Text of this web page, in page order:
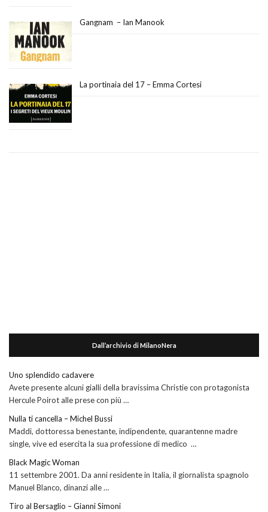
Gangnam – Ian Manook
La portinaia del 17 – Emma Cortesi
Dall’archivio di MilanoNera
Uno splendido cadavere
Avete presente alcuni gialli della bravissima Christie con protagonista
Hercule Poirot alle prese con più …
Nulla ti cancella – Michel Bussi
Maddi, dottoressa benestante, indipendente, quarantenne madre
single, vive ed esercita la sua professione di medico …
Black Magic Woman
11 settembre 2001. Da anni residente in Italia, il giornalista spagnolo
Manuel Blanco, dinanzi alle …
Tiro al Bersaglio – Gianni Simoni